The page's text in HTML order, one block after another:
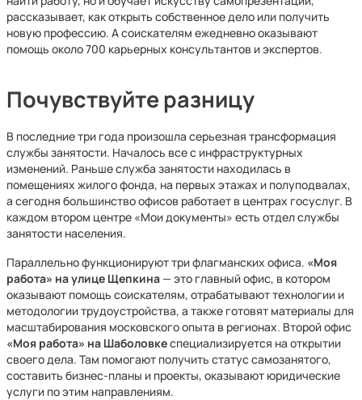
рассказывает, как открыть собственное дело или получить
новую профессию. А соискателям ежедневно оказывают
помощь около 700 карьерных консультантов и экспертов.
Почувствуйте разницу
В последние три года произошла серьезная трансформация
службы занятости. Началось все с инфраструктурных
изменений. Раньше служба занятости находилась в
помещениях жилого фонда, на первых этажах и полуподвалах,
а сегодня большинство офисов работает в центрах госуслуг. В
каждом втором центре «Мои документы» есть отдел службы
занятости населения.
Параллельно функционируют три флагманских офиса. «Моя
работа» на улице Щепкина— это главный офис, в котором
оказывают помощь соискателям, отрабатывают технологии и
методологии трудоустройства, а также готовят материалы для
масштабирования московского опыта в регионах. Второй офис
«Моя работа» на Шаболовкеспециализируется на открытии
своего дела. Там помогают получить статус самозанятого,
составить бизнес-планы и проекты, оказывают юридические
услуги по этим направлениям.